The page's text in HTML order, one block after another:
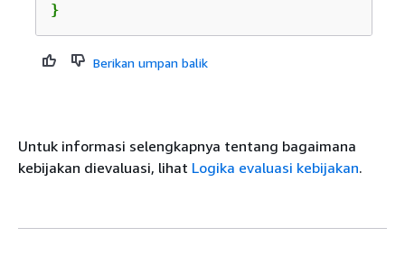
}
Berikan umpan balik
Untuk informasi selengkapnya tentang bagaimana
kebijakan dievaluasi, lihat Logika evaluasi kebijakan.